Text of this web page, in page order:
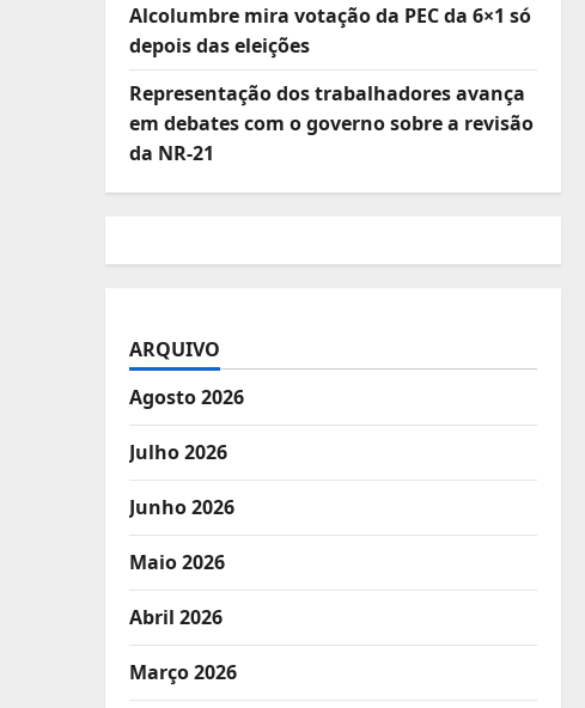
Alcolumbre mira votação da PEC da 6×1 só
depois das eleições
Representação dos trabalhadores avança
em debates com o governo sobre a revisão
da NR-21
ARQUIVO
Agosto 2026
Julho 2026
Junho 2026
Maio 2026
Abril 2026
Março 2026